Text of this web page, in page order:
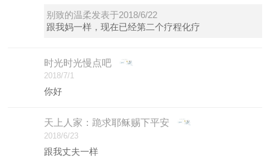
别致的温柔发表于2018/6/22
跟我妈一样，现在已经第二个疗程化疗
时光时光慢点吧
2018/7/1
你好
天上人家：跪求耶稣赐下平安
2018/6/23
跟我丈夫一样